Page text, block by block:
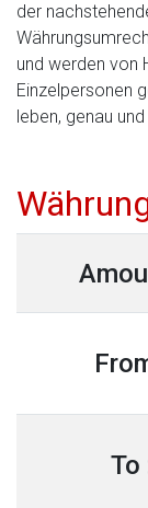
der
und werden von
Einzelpersonen
leben, genau
To